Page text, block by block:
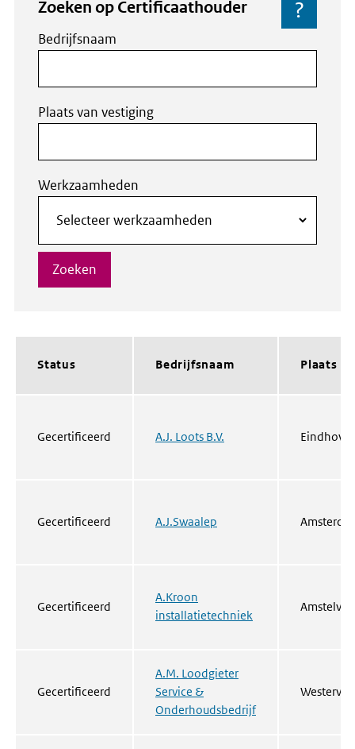
Zoeken opCertificaathouder
Bedrijfsnaam
Plaats van vestiging
Werkzaamheden
Zoeken
Status Bedrijfsnaam Plaats
Gecertificeerd A.J. Loots B.V.
Gecertificeerd A.J.Swaalep
Gecertificeerd
A.Kroon
installatietechniek
Gecertificeerd
A.M. Loodgieter
Service &
Onderhoudsbedrijf